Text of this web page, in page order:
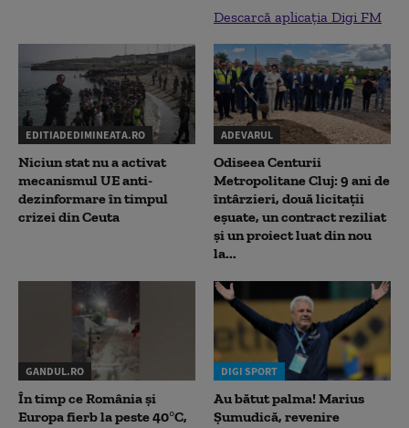
Descarcă aplicația Digi FM
EDITIADEDIMINEATA.RO
Niciun stat nu a activat
mecanismul UE anti-
dezinformare în timpul
crizei din Ceuta
ADEVARUL
Odiseea Centurii
Metropolitane Cluj: 9 ani de
întârzieri, două licitații
eșuate, un contract reziliat
și un proiect luat din nou
la...
GANDUL.RO
În timp ce România și
Europa fierb la peste 40°C,
DIGI SPORT
Au bătut palma! Marius
Șumudică, revenire